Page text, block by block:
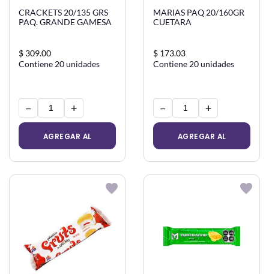
CRACKETS 20/135 GRS
PAQ. GRANDE GAMESA
$ 309.00
Contiene 20 unidades
− +
AGREGAR AL
CARRITO
MARIAS PAQ 20/160GR
CUETARA
$ 173.03
Contiene 20 unidades
− +
AGREGAR AL
CARRITO